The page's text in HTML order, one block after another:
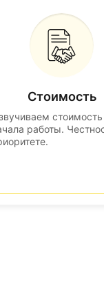
Стоимость
работы.